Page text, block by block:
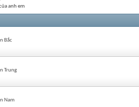
anh em
Bắc
Trung
Nam